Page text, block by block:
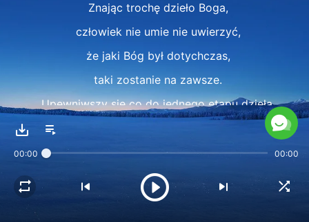
Znając trochę dzieło Boga,
człowiek nie umie nie uwierzyć,
że jaki Bóg był dotychczas,
taki zostanie na zawsze.
Upewniwszy się co do jednego etapu dzieła,
niezależnie, kto je głosi.
Ci ludzie nie potrafią przyjąć nowego dzieła.
Są zbyt konserwatywni.
00:00 00:00